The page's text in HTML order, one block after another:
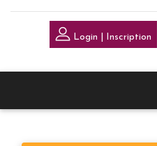
Login | Inscription